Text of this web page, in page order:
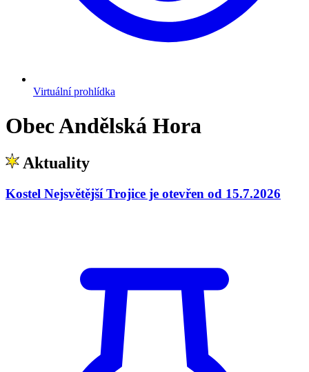
Virtuální prohlídka
Obec Andělská Hora
Aktuality
Kostel Nejsvětější Trojice je otevřen od 15.7.2026